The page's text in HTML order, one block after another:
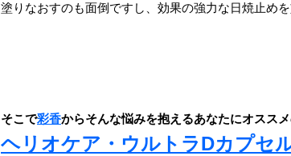
塗りなおすのも面倒ですし、効果の強力な日焼止めを
そこで彩香からそんな悩みを抱えるあなたにオスス
ヘリオケア・ウルトラDカプセ